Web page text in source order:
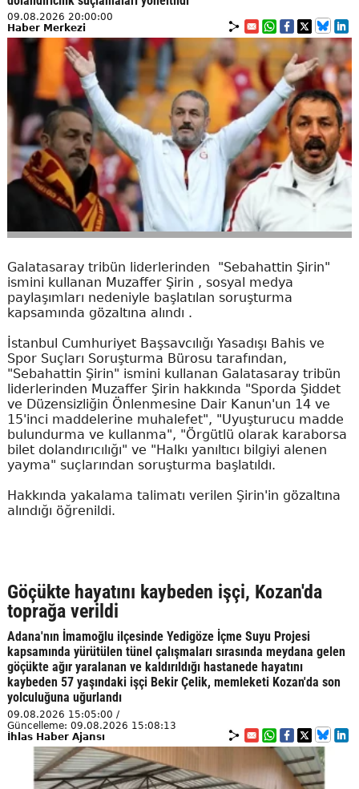
09.08.2026 20:00:00
Haber Merkezi
Galatasaray tribün liderlerinden "Sebahattin Şirin"
ismini kullanan Muzaffer Şirin , sosyal medya
paylaşımları nedeniyle başlatılan soruşturma
kapsamında gözaltına alındı .
İstanbul Cumhuriyet Başsavcılığı Yasadışı Bahis ve
Spor Suçları Soruşturma Bürosu tarafından,
"Sebahattin Şirin" ismini kullanan Galatasaray tribün
liderlerinden Muzaffer Şirin hakkında "Sporda Şiddet
ve Düzensizliğin Önlenmesine Dair Kanun'un 14 ve
15'inci maddelerine muhalefet", "Uyuşturucu madde
bulundurma ve kullanma", "Örgütlü olarak karaborsa
bilet dolandırıcılığı" ve "Halkı yanıltıcı bilgiyi alenen
yayma" suçlarından soruşturma başlatıldı.
Hakkında yakalama talimatı verilen Şirin'in gözaltına
alındığı öğrenildi.
Göçükte hayatını kaybeden işçi, Kozan'da
toprağa verildi
Adana'nın İmamoğlu ilçesinde Yedigöze İçme Suyu Projesi
kapsamında yürütülen tünel çalışmaları sırasında meydana gelen
göçükte ağır yaralanan ve kaldırıldığı hastanede hayatını
kaybeden 57 yaşındaki işçi Bekir Çelik, memleketi Kozan'da son
yolculuğuna uğurlandı
09.08.2026 15:05:00 /
Güncelleme: 09.08.2026 15:08:13
İhlas Haber Ajansı